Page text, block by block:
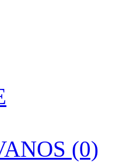
(0)